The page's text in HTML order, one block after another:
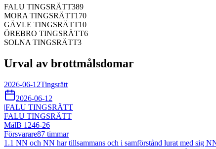
FALU TINGSRÄTT389
MORA TINGSRÄTT170
GÄVLE TINGSRÄTT10
ÖREBRO TINGSRÄTT6
SOLNA TINGSRÄTT3
Urval av brottmålsdomar
2026-06-12Tingsrätt
2026-06-12
|FALU TINGSRÄTT
FALU TINGSRÄTT
MålB 1246-26
Försvarare87 timmar
1.1 NN och NN har tillsammans och i samförstånd lurat med sig